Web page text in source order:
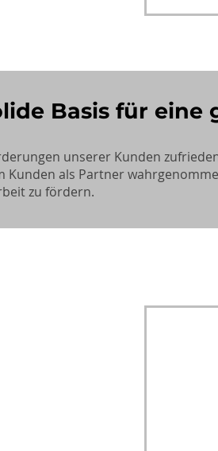
Basis für
unserer Kunden
Kunden als Partner
zu fördern.